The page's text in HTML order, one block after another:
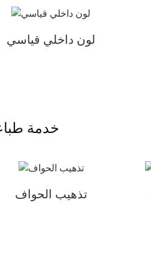
لون داخلي قياسي
خدمة
تذهيب الحواف